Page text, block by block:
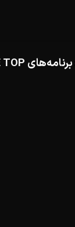
برنامه‌های OTT – OVER THE TOP